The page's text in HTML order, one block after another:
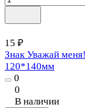
15 ₽
Знак Уважай
120*140мм
0
0
В наличии